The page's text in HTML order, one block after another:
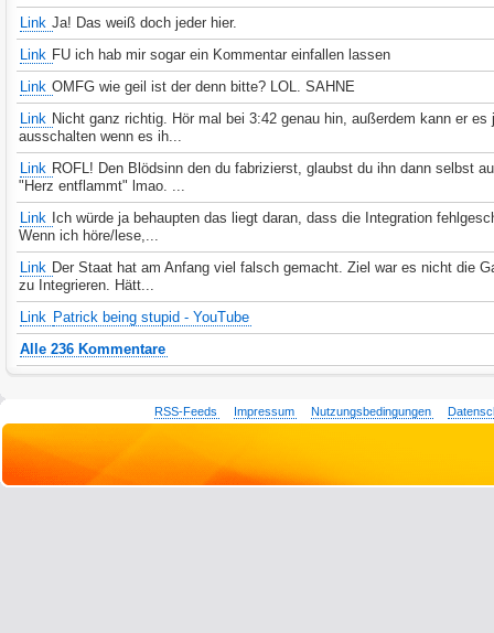
Link Ja! Das weiß doch jeder hier.
Link FU ich hab mir sogar ein Kommentar einfallen lassen
Link OMFG wie geil ist der denn bitte? LOL. SAHNE
Link Nicht ganz richtig. Hör mal bei 3:42 genau hin, außerdem kann er es
ausschalten wenn es ih...
Link ROFL! Den Blödsinn den du fabrizierst, glaubst du ihn dann selbst
"Herz entflammt" lmao. ...
Link Ich würde ja behaupten das liegt daran, dass die Integration
Wenn ich höre/lese,...
Link Der Staat hat am Anfang viel falsch gemacht. Ziel war es nicht die
zu Integrieren. Hätt...
Link Patrick being stupid - YouTube
Alle 236 Kommentare
RSS-Feeds Impressum Nutzungsbedingungen